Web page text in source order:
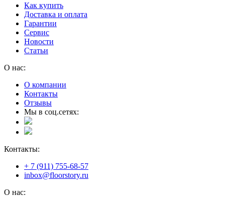
Как купить
Доставка и оплата
Гарантии
Сервис
Новости
Статьи
О нас:
О компании
Контакты
Отзывы
Мы в соц.сетях:
Контакты:
+ 7 (911) 755-68-57
inbox@floorstory.ru
О нас: